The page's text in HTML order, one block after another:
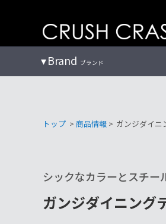
ツ
Brand ブランド
トップ > 商品情報> ガンジダイニ
シックなカラーとスチー
ガンジダイニング